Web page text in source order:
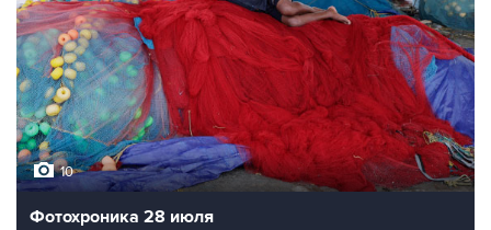
10
Фотохроника 28 июля